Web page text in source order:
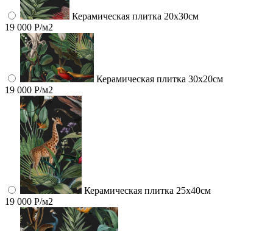
Керамическая плитка 20х30см
19 000 Р/м2
Керамическая плитка 30х20см
19 000 Р/м2
Керамическая плитка 25х40см
19 000 Р/м2